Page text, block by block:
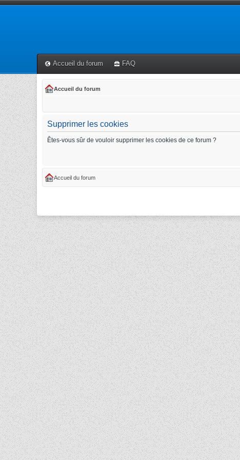
Accueil du forum FAQ
Accueil du forum
Supprimer les cookies
Êtes-vous sûr de vouloir supprimer les cookies de ce forum ?
Accueil du forum